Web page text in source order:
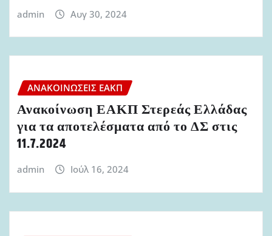
admin Αυγ 30, 2024
ΑΝΑΚΟΙΝΏΣΕΙΣ ΕΑΚΠ
Ανακοίνωση ΕΑΚΠ Στερεάς Ελλάδας
για τα αποτελέσματα από το ΔΣ στις
11.7.2024
admin Ιούλ 16, 2024